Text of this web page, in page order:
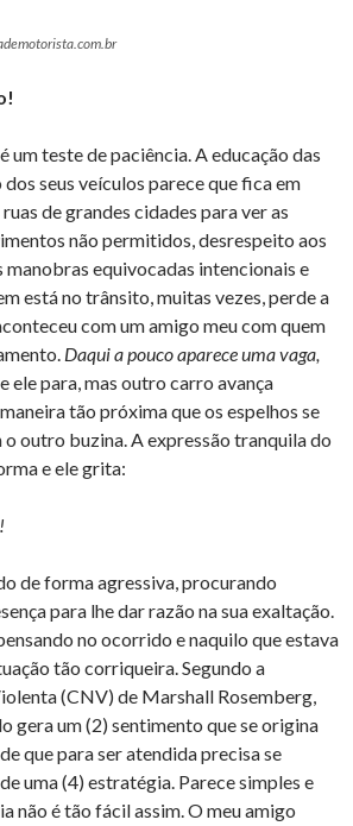
um teste de paciência. A educação das
dos seus veículos parece que fica em
de grandes cidades para ver as
não permitidos, desrespeito aos
manobras equivocadas intencionais e
está no trânsito, muitas vezes, perde a
com um amigo meu com quem
Daqui a pouco aparece uma vaga,
ele para, mas outro carro avança
tão próxima que os espelhos se
outro buzina. A expressão tranquila do
e ele grita:
de forma agressiva, procurando
para lhe dar razão na sua exaltação.
no ocorrido e naquilo que estava
tão corriqueira. Segundo a
(CNV) de Marshall Rosemberg,
gera um (2) sentimento que se origina
que para ser atendida precisa se
uma (4) estratégia. Parece simples e
não é tão fácil assim. O meu amigo